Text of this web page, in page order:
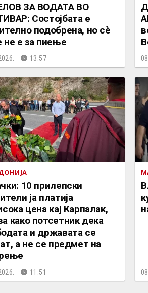
ЗА ВОДАТА ВО
Состојбата е
подобрена, но сè
не е за пиење
13:57
10 прилепски
ја платија
цена кај Карпалак,
како потсетник дека
и државата се
а не се предмет на
11:51